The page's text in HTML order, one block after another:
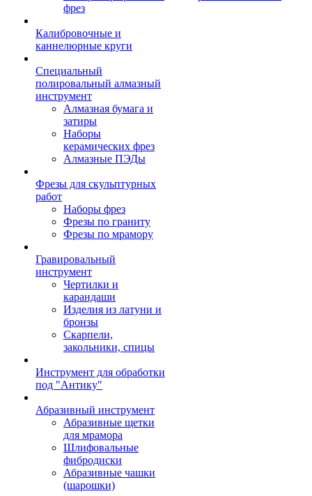
фрез
Калибровочные и
каннелюрные круги
Специальный
полировальный алмазный
инструмент
Алмазная бумага и
затиры
Наборы
керамических фрез
Алмазные ПЭДы
Фрезы для скульптурных
работ
Наборы фрез
Фрезы по граниту
Фрезы по мрамору
Гравировальный
инструмент
Чертилки и
карандаши
Изделия из латуни и
бронзы
Скарпели,
закольники, спицы
Инструмент для обработки
под "Антику"
Абразивный инструмент
Абразивные щетки
для мрамора
Шлифовальные
фибродиски
Абразивные чашки
(шарошки)